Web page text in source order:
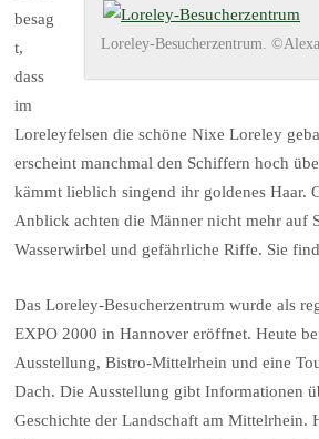
Loreley-Besucherzentrum.
besag
t,
dass
im
Loreleyfelsen die schöne Nixe Loreley
erscheint manchmal den Schiffern hoch
kämmt lieblich singend ihr goldenes Haar.
Anblick achten die Männer nicht mehr auf
Wasserwirbel und gefährliche Riffe. Sie
Das Loreley-Besucherzentrum wurde als
EXPO 2000 in Hannover eröffnet. Heute
Ausstellung, Bistro-Mittelrhein und eine
Dach. Die Ausstellung gibt Informationen
Geschichte der Landschaft am Mittelrhein.